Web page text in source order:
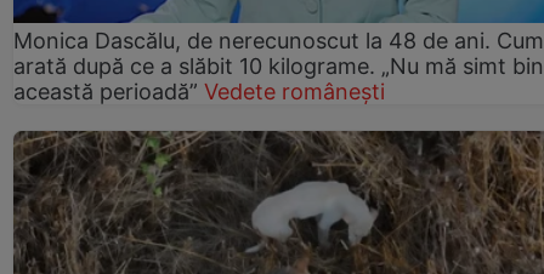
Monica Dascălu, de nerecunoscut la 48 de ani. Cum
arată după ce a slăbit 10 kilograme. „Nu mă simt
această perioadă” Vedete românești